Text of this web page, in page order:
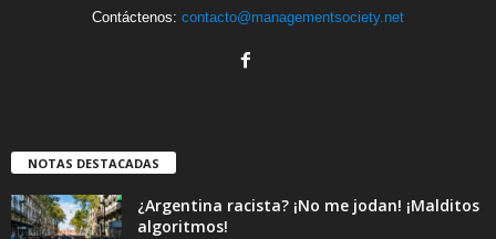
Contáctenos: contacto@managementsociety.net
NOTAS DESTACADAS
¿Argentina racista? ¡No me jodan! ¡Malditos
algoritmos!